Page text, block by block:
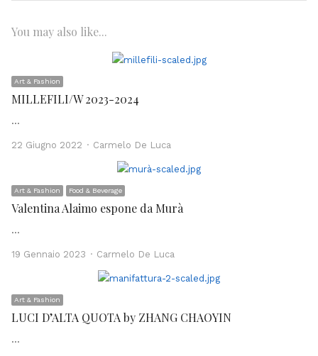
You may also like...
Art & Fashion
MILLEFILI/W 2023-2024
…
22 Giugno 2022 Author
Carmelo De Luca
Art & Fashion Food & Beverage
Valentina Alaimo espone da Murà
…
19 Gennaio 2023 Author
Carmelo De Luca
Art & Fashion
LUCI D’ALTA QUOTA by ZHANG CHAOYIN
…